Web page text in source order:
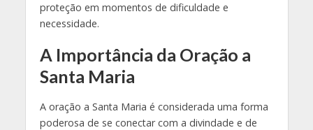
proteção em momentos de dificuldade e
necessidade.
A Importância da Oração a
Santa Maria
A oração a Santa Maria é considerada uma forma
poderosa de se conectar com a divindade e de